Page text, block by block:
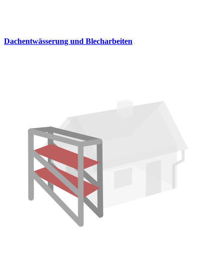
Dachentwässerung und Blecharbeiten